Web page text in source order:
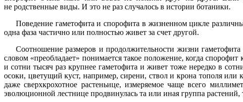
не родственные виды. И это не раз случалось в истории ботаники.
Поведение гаметофита и спорофита в жизненном цикле
одна фаза частично или полностью живет за счет другой.
Соотношение размеров и продолжительности жизни
словом «преобладает» понимается такое положение, когда
и сотни тысяч раз крупнее гаметофита и живет тоже нередко в
осоки, цветущий куст, например, сирени, ствол и крона тополя
даже сверхкрохотное растеньице, измеряемое чаще всего
эволюционной лестнице продвинулась та или иная группа